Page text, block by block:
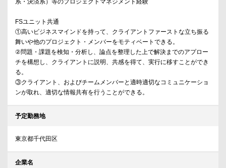
系・決済系）等のプロジェクトマネジメント経験
FSユニット共通
①高いビジネスマインドを持って、クライアントファーストな立ち振る
舞いや他のプロジェクト・メンバーをモティベートできる。
②問題・課題を検知・分析し、論点を整理した上で解決までのアプロー
チを構想し、クライアントに説明、共感を得て、実行に移すことができ
る。
③クライアント、およびチームメンバーと適時適切なコミュニケーショ
ンが取れ、適切な情報共有を行うことができる。
予定勤務地
東京都千代田区
企業名